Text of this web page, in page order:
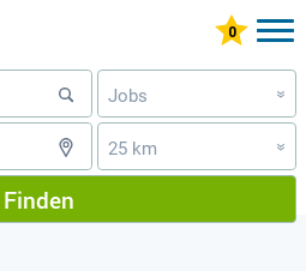
Jobs »
25 km »
Finden